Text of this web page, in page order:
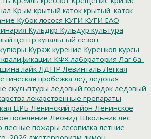
Крым крытый каток крытый_каток
Кубок лосося КУГИ КУГИ ЕАО
Кульдкр Кульдур культура
центр купальный сезон
купюры Кураж курение Куренков курсы
КФХ лаборатория Лаг ба-
лайк ЛДПР Левинталь Легкая
пробежка лед ледовая
скульптуры ледовый городок ледовый
лекарственные препараты
ЦРБ Ленинский район Ленинское
поселение Леонид Школьник лес
лесные пожары лесопилка летние
лжетерроризм лимон